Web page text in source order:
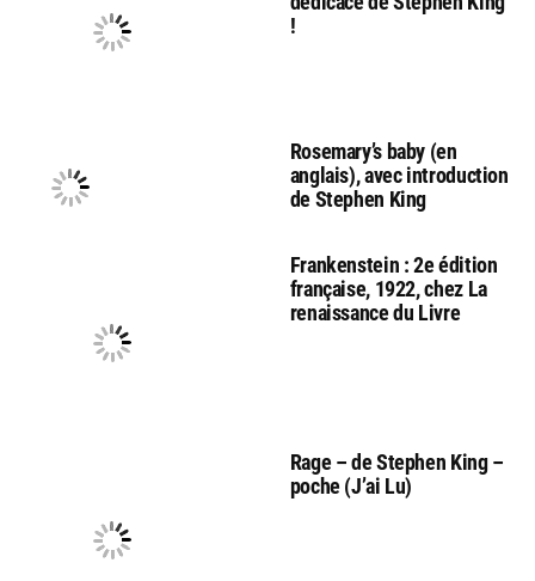
!
Rosemary’s baby (en
anglais), avec introduction
de Stephen King
Frankenstein : 2e édition
française, 1922, chez La
renaissance du Livre
Rage – de Stephen King –
poche (J’ai Lu)